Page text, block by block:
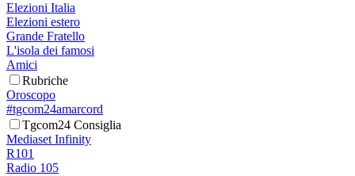
Elezioni Italia
Elezioni estero
Grande Fratello
L'isola dei famosi
Amici
Rubriche
Oroscopo
#tgcom24amarcord
Tgcom24 Consiglia
Mediaset Infinity
R101
Radio 105